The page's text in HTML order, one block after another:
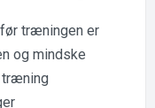
træningen er
og mindske
træning